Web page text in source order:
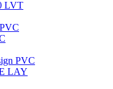
LVT
PVC
LAY